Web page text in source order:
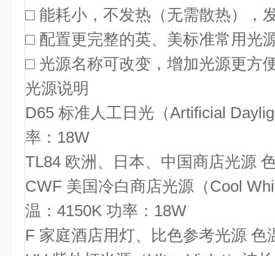
□ 能耗小，不发热（无需散热），
□ 配置更完整的英、美标准常用光
□ 光源名称可改变，增加光源更方
光源说明
D65 标准人工日光（Artificial
率：18W
TL84 欧洲、日本、中国商店光源
CWF 美国冷白商店光源（Cool
温：4150K 功率：18W
F 家庭酒店用灯、比色参考光源 色